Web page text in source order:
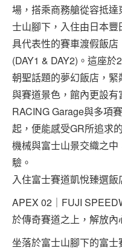
場，搭乘商務艙從容抵
士山腳下，入住由日本
具代表性的賽車渡假飯店
(DAY1 & DAY2)。這座
朝聖話題的夢幻飯店，
與賽道景色，館內更設
RACING Garage與多項
起，便能感受GR所追求
機械與富士山景交織之
驗。
入住富士賽道凱悅臻選
APEX 02｜FUJI
於傳奇賽道之上，解放
坐落於富士山腳下的富